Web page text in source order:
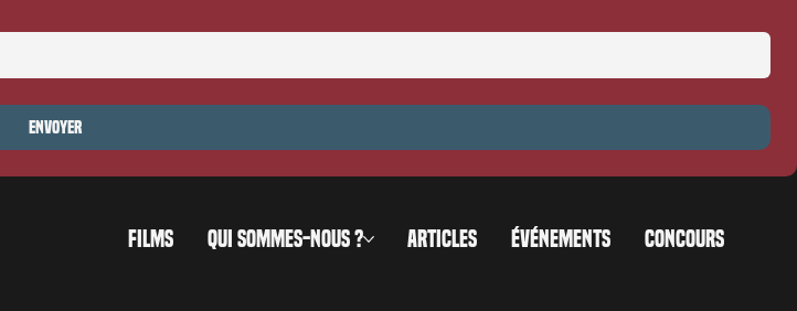
Envoyer
FILMS QUI SOMMES-NOUS ? ARTICLES ÉVÉNEMENTS CONCOURS